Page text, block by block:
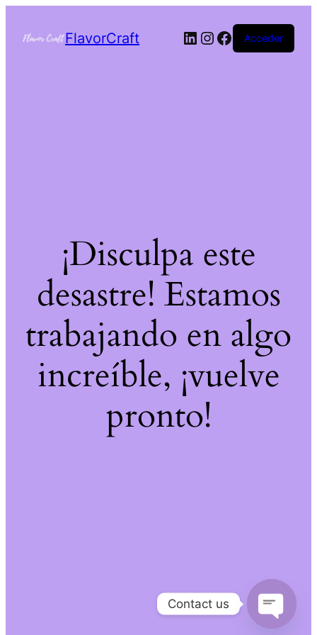
FlavorCraft Acceder
¡Disculpa este
desastre! Estamos
trabajando en algo
increíble, ¡vuelve
pronto!
Contact us